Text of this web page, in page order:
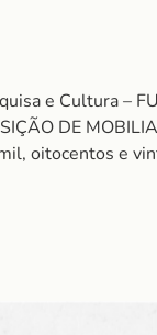
e Cultura –
DE
oitocentos e